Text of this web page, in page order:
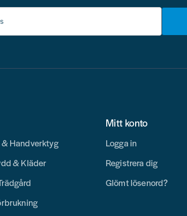
Handverktyg
& Kläder
Mitt konto
Logga in
Registrera dig
Glömt lösenord?